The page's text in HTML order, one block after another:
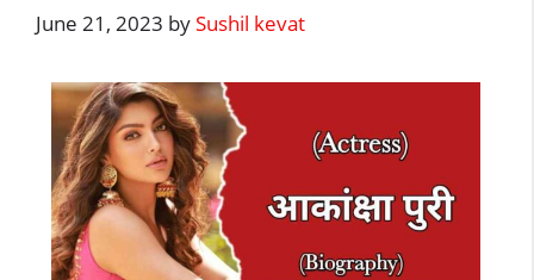
June 21, 2023 bySushil kevat